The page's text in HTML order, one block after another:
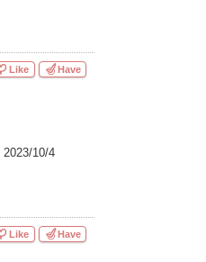
2023/10/4
Like Have
Like Have